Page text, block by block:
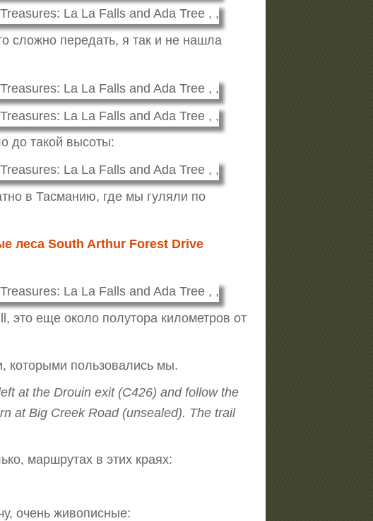
сложно передать, я так и не нашла
до такой высоты:
в Тасманию, где мы гуляли по
леса South Arthur Forest Drive
это еще около полутора километров от
которыми пользовались мы.
at the Drouin exit (C426) and follow the
at Big Creek Road (unsealed). The trail
маршрутах в этих краях:
очень живописные: